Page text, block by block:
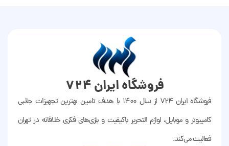
فروشگاه ایران 724
فروشگاه ایران ۷۲۴ از سال ۱۴۰۰ با هدف تامین بهترین تجهیزات جانبی
کامپیوتر و موبایل، لوازم التحریر باکیفیت و بازی‌های فکری خلاقانه در تهران
فعالیت می‌کند.